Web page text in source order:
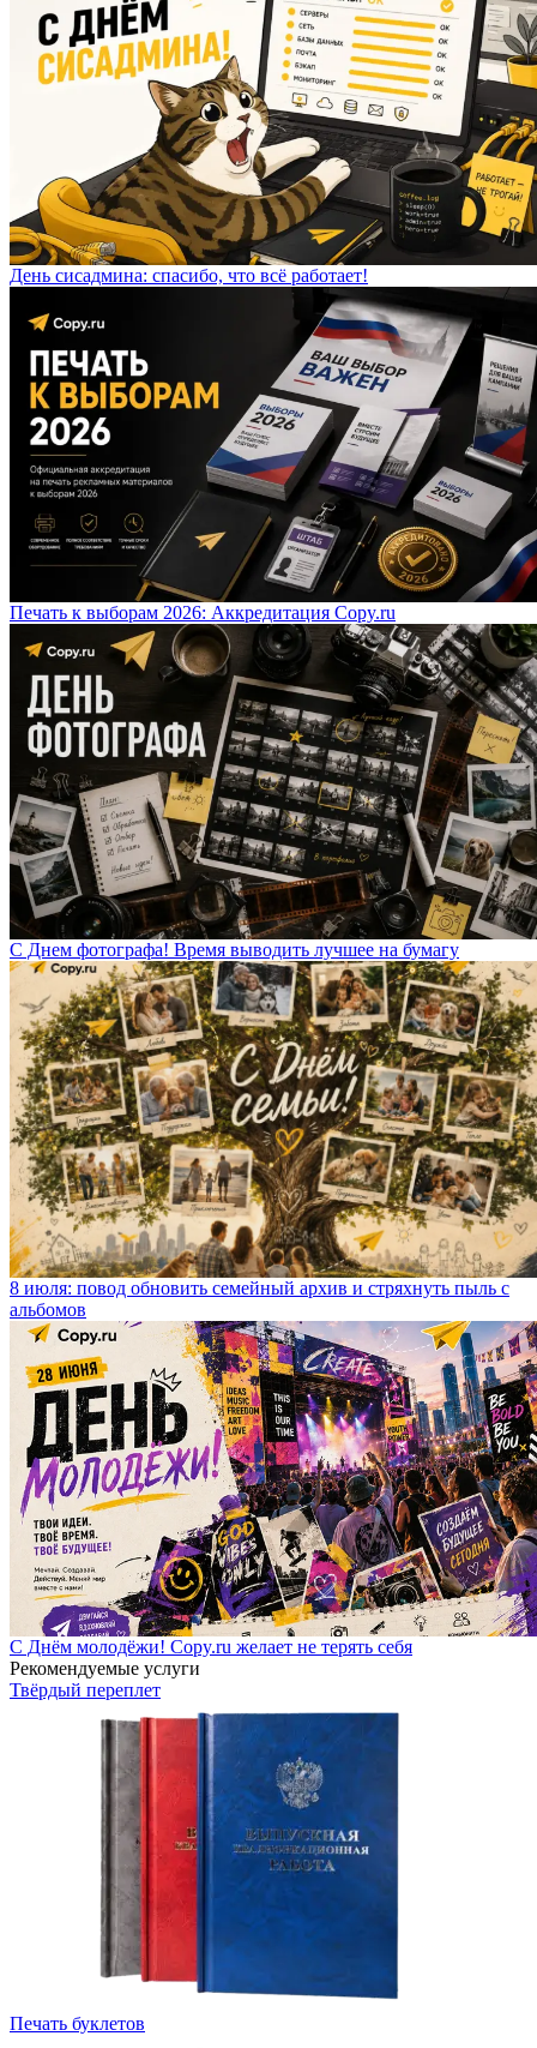
День сисадмина: спасибо, что всё работает!
Печать к выборам 2026: Аккредитация Copy.ru
С Днем фотографа! Время выводить лучшее на бумагу
8 июля: повод обновить семейный архив и стряхнуть пыль с
альбомов
С Днём молодёжи! Copy.ru желает не терять себя
Рекомендуемые услуги
Твёрдый переплет
Печать буклетов